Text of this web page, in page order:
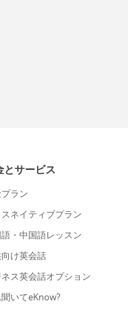
とサービス
ラン
ネイティブプラン
・中国語レッスン
け英会話
ネス英会話オプション
聞いてeKnow?